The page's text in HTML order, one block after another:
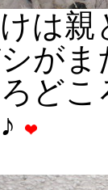
は
が
ど